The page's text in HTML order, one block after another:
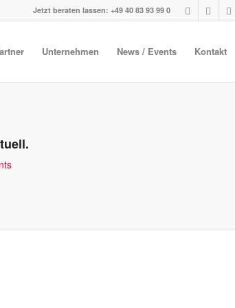
Jetzt beraten lassen: +49 40 83 93 99 0
Unternehmen News / Events Kontakt